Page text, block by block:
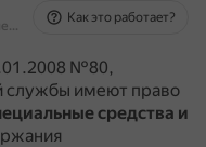
На основе источников, возможны неточности
Как это работает?
№80,
службы имеют право
средства и